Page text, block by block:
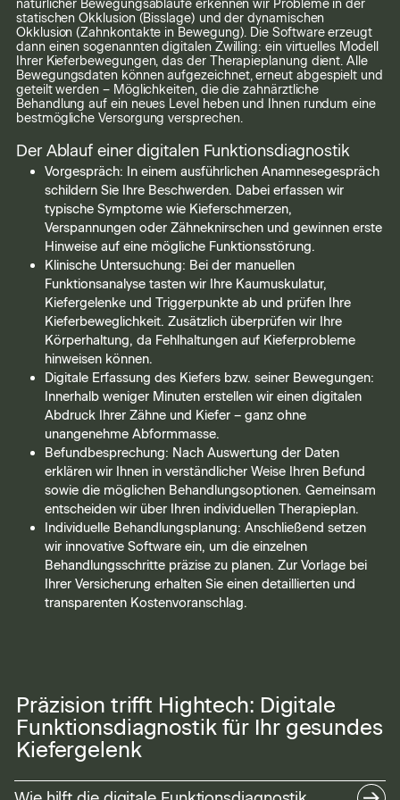
Praxis
Behandlung
Team
Kontakt
Online Termine
E-Mail
natürlicher Bewegungsabläufe erkennen wir Probleme in der
statischen Okklusion (Bisslage) und der dynamischen
Okklusion (Zahnkontakte in Bewegung). Die Software erzeugt
dann einen sogenannten digitalen Zwilling: ein virtuelles Modell
Ihrer Kieferbewegungen, das der Therapieplanung dient. Alle
Bewegungsdaten können aufgezeichnet, erneut abgespielt und
geteilt werden – Möglichkeiten, die die zahnärztliche
Behandlung auf ein neues Level heben und Ihnen rundum eine
bestmögliche Versorgung versprechen.
Der Ablauf einer digitalen Funktionsdiagnostik
Vorgespräch: In einem ausführlichen Anamnesegespräch
schildern Sie Ihre Beschwerden. Dabei erfassen wir
typische Symptome wie Kieferschmerzen,
Verspannungen oder Zähneknirschen und gewinnen erste
Hinweise auf eine mögliche Funktionsstörung.
Klinische Untersuchung: Bei der manuellen
Funktionsanalyse tasten wir Ihre Kaumuskulatur,
Kiefergelenke und Triggerpunkte ab und prüfen Ihre
Kieferbeweglichkeit. Zusätzlich überprüfen wir Ihre
Körperhaltung, da Fehlhaltungen auf Kieferprobleme
hinweisen können.
Digitale Erfassung des Kiefers bzw. seiner Bewegungen:
Innerhalb weniger Minuten erstellen wir einen digitalen
Abdruck Ihrer Zähne und Kiefer – ganz ohne
unangenehme Abformmasse.
Befundbesprechung: Nach Auswertung der Daten
erklären wir Ihnen in verständlicher Weise Ihren Befund
sowie die möglichen Behandlungsoptionen. Gemeinsam
entscheiden wir über Ihren individuellen Therapieplan.
Individuelle Behandlungsplanung: Anschließend setzen
wir innovative Software ein, um die einzelnen
Behandlungsschritte präzise zu planen. Zur Vorlage bei
Ihrer Versicherung erhalten Sie einen detaillierten und
transparenten Kostenvoranschlag.
Präzision trifft Hightech: Digitale
Funktionsdiagnostik für Ihr gesundes
Kiefergelenk